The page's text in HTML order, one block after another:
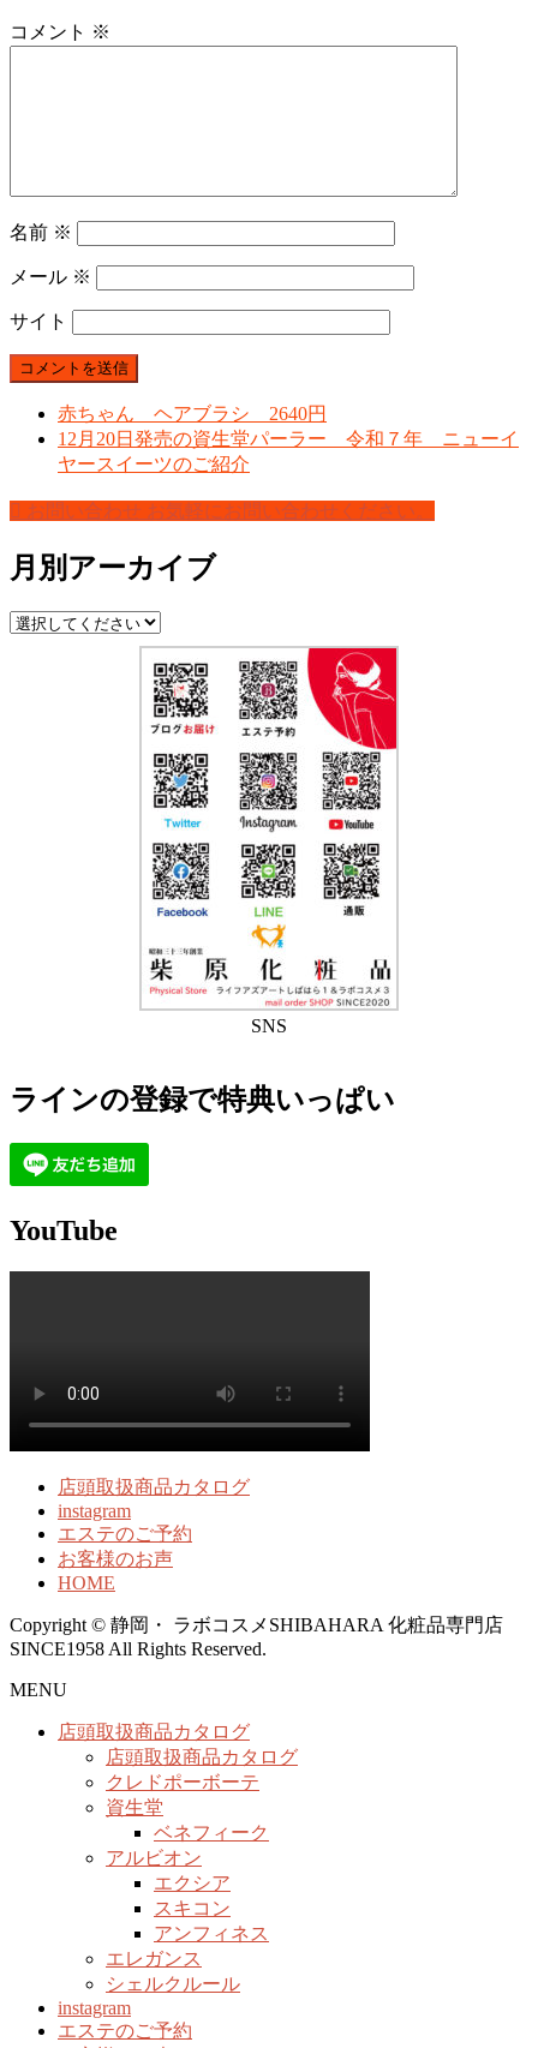
コメント ※
名前 ※
メール ※
サイト
赤ちゃん ヘアブラシ 2640円
12月20日発売の資生堂パーラー 令和７年 ニューイ
ヤースイーツのご紹介
お問い合わせ お気軽にお問い合わせください。
月別アーカイブ
SNS
ラインの登録で特典いっぱい
YouTube
店頭取扱商品カタログ
instagram
エステのご予約
お客様のお声
HOME
Copyright © 静岡・ ラボコスメSHIBAHARA 化粧品専門店
SINCE1958 All Rights Reserved.
MENU
店頭取扱商品カタログ
店頭取扱商品カタログ
クレドポーボーテ
資生堂
ベネフィーク
アルビオン
エクシア
スキコン
アンフィネス
エレガンス
シェルクルール
instagram
エステのご予約